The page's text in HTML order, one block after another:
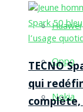
Huawei
Oppo
Nokia
TECNO
qui
complète,